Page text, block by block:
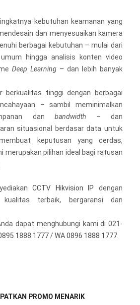
kebutuhan keamanan yang
dan menyesuaikan kamera
berbagai kebutuhan – mulai dari
hingga analisis konten video
Deep Learning – dan lebih banyak
berkualitas tinggi dengan berbagai
– sambil meminimalkan
danbandwidth – dan
situasional berdasar data untuk
keputusan yang cerdas,
merupakan pilihan ideal bagi ratusan
CCTV Hikvision IP dengan
kualitas terbaik, bergaransi dan
dapat menghubungi kami di 021-
1888 1777/WA 0896 1888 1777
PROMO MENARIK